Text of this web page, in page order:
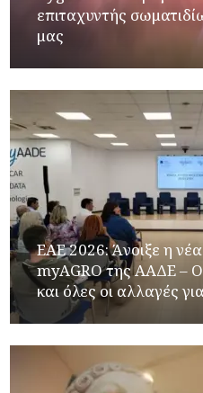
επιταχυντής
μας
ΕΑΕ 2026: Άνοιξε η
myAGRO της ΑΑΔΕ –
και όλες οι αλλαγές